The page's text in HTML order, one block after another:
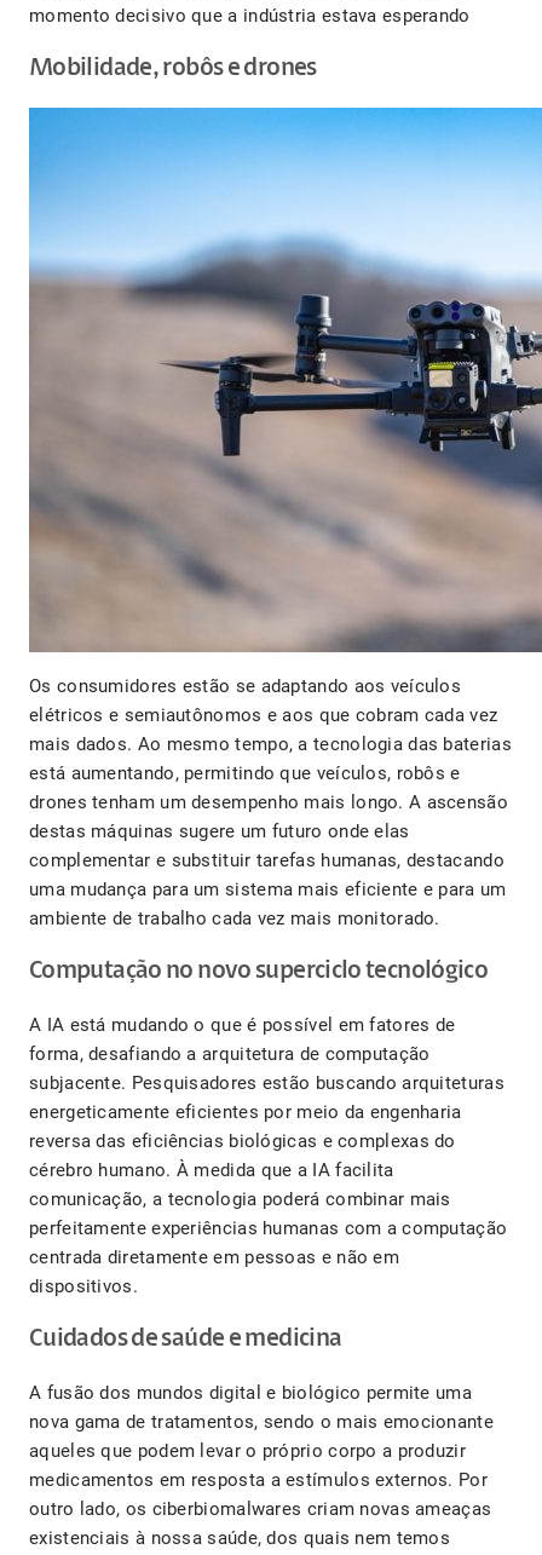
momento decisivo que a indústria estava esperando
Mobilidade, robôs e drones
Os consumidores estão se adaptando aos veículos
elétricos e semiautônomos e aos que cobram cada vez
mais dados. Ao mesmo tempo, a tecnologia das baterias
está aumentando, permitindo que veículos, robôs e
drones tenham um desempenho mais longo. A ascensão
destas máquinas sugere um futuro onde elas
complementar e substituir tarefas humanas, destacando
uma mudança para um sistema mais eficiente e para um
ambiente de trabalho cada vez mais monitorado.
Computação no novo superciclo tecnológico
A IA está mudando o que é possível em fatores de
forma, desafiando a arquitetura de computação
subjacente. Pesquisadores estão buscando arquiteturas
energeticamente eficientes por meio da engenharia
reversa das eficiências biológicas e complexas do
cérebro humano. À medida que a IA facilita
comunicação, a tecnologia poderá combinar mais
perfeitamente experiências humanas com a computação
centrada diretamente em pessoas e não em
dispositivos.
Cuidados de saúde e medicina
A fusão dos mundos digital e biológico permite uma
nova gama de tratamentos, sendo o mais emocionante
aqueles que podem levar o próprio corpo a produzir
medicamentos em resposta a estímulos externos. Por
outro lado, os ciberbiomalwares criam novas ameaças
existenciais à nossa saúde, dos quais nem temos